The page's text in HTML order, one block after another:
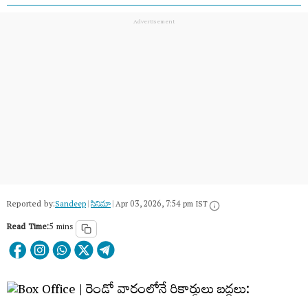
Reported by:Sandeep|సినిమా|Apr 03, 2026, 7:54 pm IST
Read Time:5 mins